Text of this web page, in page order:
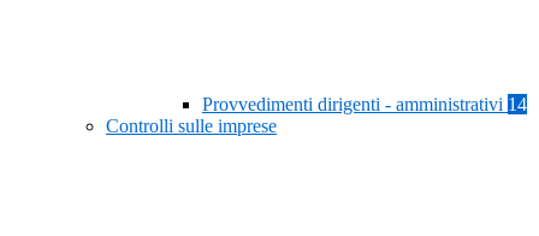
Provvedimenti dirigenti - amministrativi 14
Controlli sulle imprese